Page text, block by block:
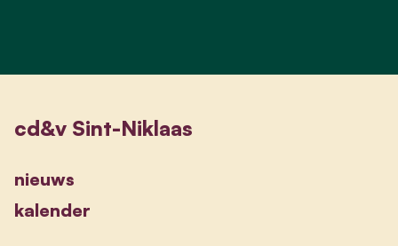
cd&v Sint-Niklaas
nieuws
kalender